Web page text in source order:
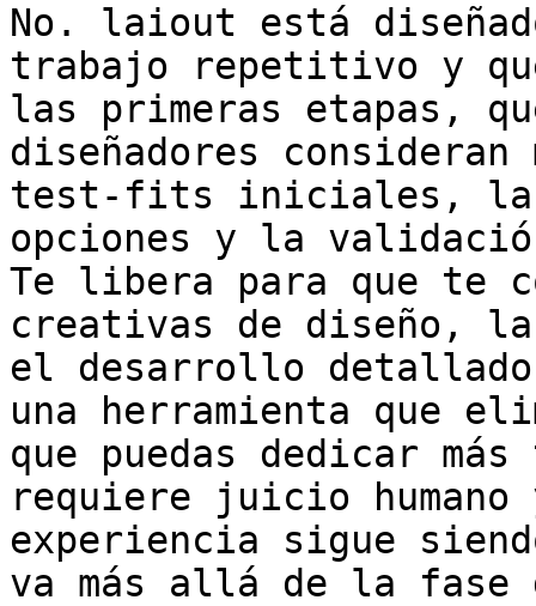
No. laiout está
trabajo repetitivo y que
las primeras etapas,
diseñadores
test-fits iniciales, la
opciones y la
Te libera para que te
creativas de diseño,
el desarrollo detallado
una herramienta que
que puedas dedicar
requiere juicio humano
experiencia sigue
va más allá de la